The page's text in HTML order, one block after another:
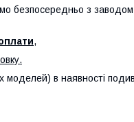
безпосередньо з
,
моделей) в наявності